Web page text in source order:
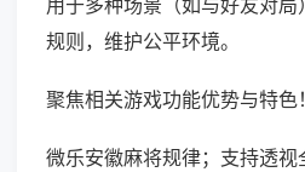
用于多种场景（如与好友对
规则，维护公平环境。
聚焦相关游戏功能优势与特色！
微乐安徽麻将规律；支持透